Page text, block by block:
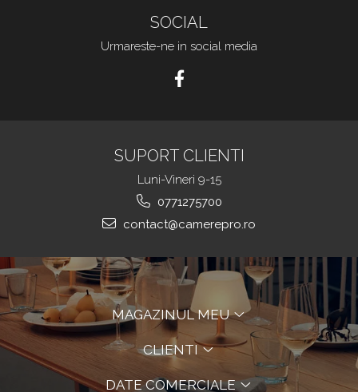
SOCIAL
Urmareste-ne in social media
SUPORT CLIENTI
Luni-Vineri 9-15
0771275700
contact@camerepro.ro
MAGAZINUL MEU
CLIENTI
DATE COMERCIALE